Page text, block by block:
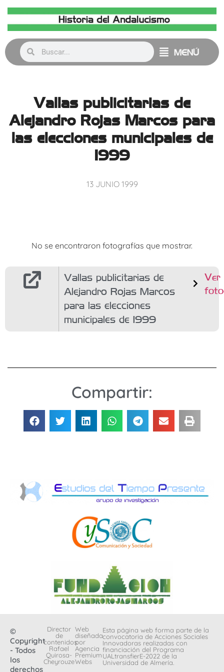
MENÚ
Vallas publicitarias de
Alejandro Rojas Marcos para
las elecciones municipales de
1999
13 JUNIO 1999
No se encontraron fotografías que mostrar.
Vallas publicitarias de
Alejandro Rojas Marcos
para las elecciones
municipales de 1999
Ver
Compartir:
©
Copyright
- Todos
los
derechos
Director
de
contenidos:
Rafael
Quirosa-
Cheyrouze
Web
diseñada
por
Agencia
Premium
Webs
Esta página web forma parte de la
convocatoria de Acciones Sociales
Innovadoras realizadas con
financiación del Programa
UALtransfierE-2022 de la
Universidad de Almería.